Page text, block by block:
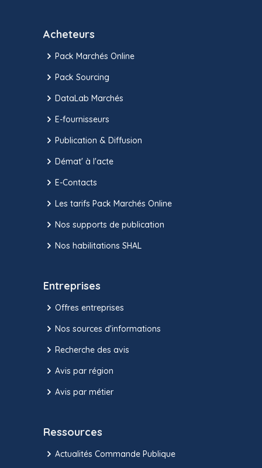
Acheteurs
Pack Marchés Online
Pack Sourcing
DataLab Marchés
E-fournisseurs
Publication & Diffusion
Démat' à l'acte
E-Contacts
Les tarifs Pack Marchés Online
Nos supports de publication
Nos habilitations SHAL
Entreprises
Offres entreprises
Nos sources d'informations
Recherche des avis
Avis par région
Avis par métier
Ressources
Actualités Commande Publique